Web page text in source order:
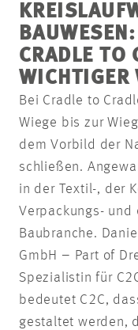
CRADLE TO
WICHTIGER
Bei Cradle to
Wiege bis zur
dem Vorbild der
schließen.
in der Textil-, der
Verpackungs- und
Baubranche.
GmbH – Part of
Spezialistin für
bedeutet C2C,
gestaltet werden,